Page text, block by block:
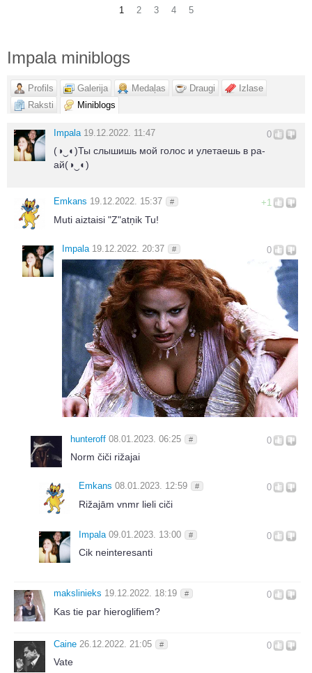
1 2 3 4 5
Impala miniblogs
Profils Galerija Medaļas Draugi
Izlase
Raksti
Miniblogs
0
Impala 19.12.2022. 11:47
(◑‿◐)Ты слышишь мой голос и улетаешь в ра-
ай(◑‿◐)
+1
Emkans 19.12.2022. 15:37 #
Muti aiztaisi "Z"atņik Tu!
0
Impala 19.12.2022. 20:37 #
0
hunteroff 08.01.2023. 06:25 #
Norm čiči rižajai
0
Emkans 08.01.2023. 12:59 #
Rižajām vnmr lieli ciči
0
Impala 09.01.2023. 13:00 #
Cik neinteresanti
0
makslinieks 19.12.2022. 18:19 #
Kas tie par hieroglifiem?
0
Caine 26.12.2022. 21:05 #
Vate